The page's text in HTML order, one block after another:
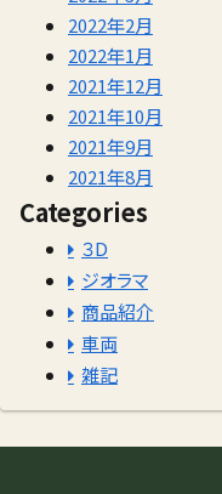
2022年2月
2022年1月
2021年12月
2021年10月
2021年9月
2021年8月
Categories
３D
ジオラマ
商品紹介
車両
雑記